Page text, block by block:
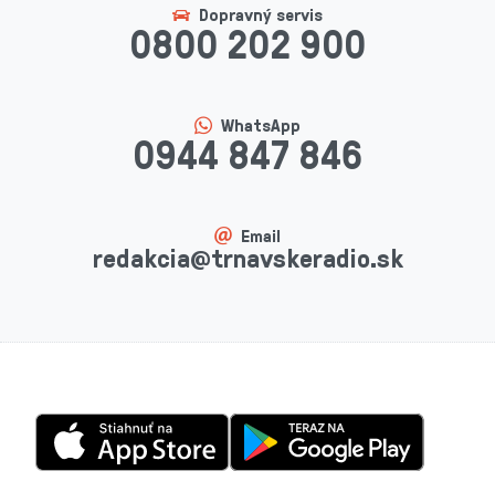
Dopravný servis
0800 202 900
WhatsApp
0944 847 846
Email
redakcia@trnavskeradio.sk